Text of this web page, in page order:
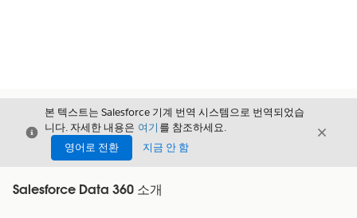
닫기
본 텍스트는 Salesforce 기계 번역 시스템으로 번역되었습
니다. 자세한 내용은 여기 를 참조하세요.
영어로 전환
지금 안 함
닫기
Salesforce Data 360 소개